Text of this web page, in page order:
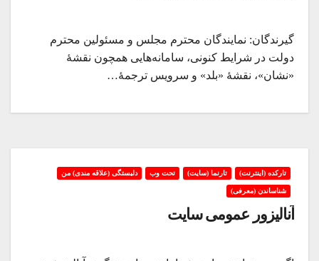
گیرندگان: نمایندگان محترم مجلس و مسئولین محترم
دولت در شرایط کنونی، سامانه‌هایی همچون نقشهٔ
«نشان»، نقشهٔ «بلد» و سرویس ترجمهٔ…
تارکده (اینترنت) تارنما (سایت) تحت وب دلبستگی (علاقه مندی) من
شناساندن (معرفی)
آنالیزور عمومی سایت